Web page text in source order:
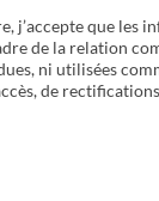
j’accepte que les
de la relation
ni utilisées
de